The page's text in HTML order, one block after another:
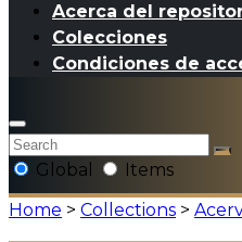
Acerca del
Colecciones
Condiciones de
Global
Items
Home > Collections >